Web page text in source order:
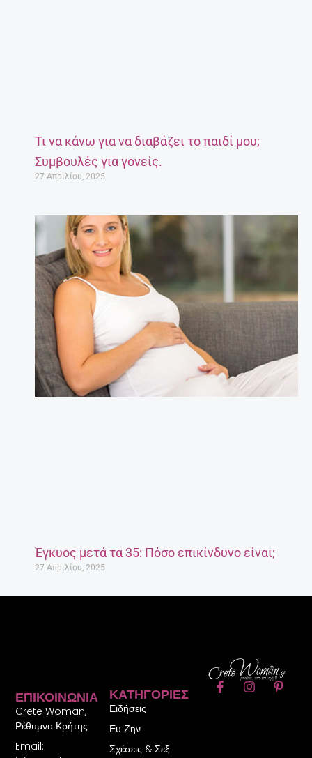
Τι να κάνω για να διαβάζει το παιδί μου;
Συμβουλές για γονείς.
27 Απριλίου, 2025
Έγκυος μετά τα 35: Πόσο επικίνδυνο είναι;
27 Απριλίου, 2025
F
I
P
ΚΑΤΗΓΟΡΊΕΣ
Ειδήσεις
Ευ Ζην
Σχέσεις & Σεξ
ΕΠΙΚΟΙΝΩΝΊΑ
Crete Woman,
Ρέθυμνο Κρήτης
Email: